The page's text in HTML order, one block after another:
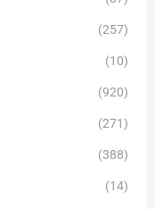
(257)
(10)
(920)
(271)
(388)
(14)